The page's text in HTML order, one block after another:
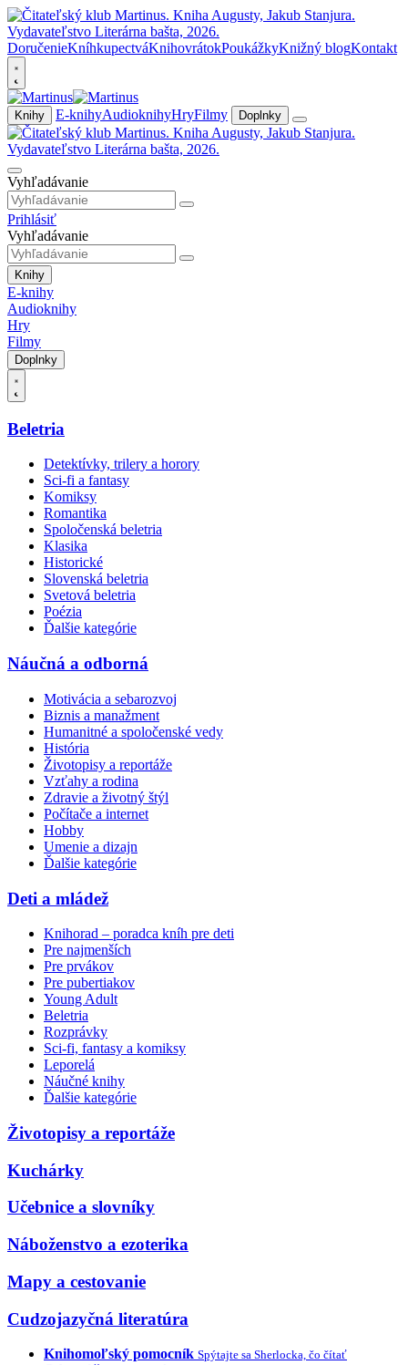
DoručenieKníhkupectváKnihovrátokPoukážkyKnižný blogKontakt
Knihy E-knihyAudioknihyHryFilmy Doplnky
Vyhľadávanie
Prihlásiť
Vyhľadávanie
Knihy
E-knihy
Audioknihy
Hry
Filmy
Doplnky
Beletria
Detektívky, trilery a horory
Sci-fi a fantasy
Komiksy
Romantika
Spoločenská beletria
Klasika
Historické
Slovenská beletria
Svetová beletria
Poézia
Ďalšie kategórie
Náučná a odborná
Motivácia a sebarozvoj
Biznis a manažment
Humanitné a spoločenské vedy
História
Životopisy a reportáže
Vzťahy a rodina
Zdravie a životný štýl
Počítače a internet
Hobby
Umenie a dizajn
Ďalšie kategórie
Deti a mládež
Knihorad – poradca kníh pre deti
Pre najmenších
Pre prvákov
Pre pubertiakov
Young Adult
Beletria
Rozprávky
Sci-fi, fantasy a komiksy
Leporelá
Náučné knihy
Ďalšie kategórie
Životopisy a reportáže
Kuchárky
Učebnice a slovníky
Náboženstvo a ezoterika
Mapy a cestovanie
Cudzojazyčná literatúra
Knihomoľský pomocník Spýtajte sa Sherlocka, čo čítať